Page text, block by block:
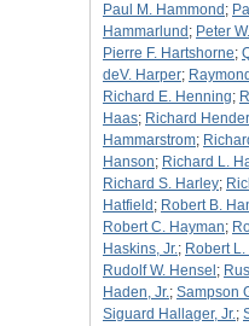
Paul M. Hammond ;
Hammarlund ; Peter
Pierre F. Hartshorne;
deV. Harper;
Richard E. Henning;
Haas; Richard
Hammarstrom;
Hanson; Richard L.
Richard S. Harley;
Hatfield ; Robert B.
Robert C. Hayman;
Haskins, Jr.; Robert
Rudolf W. Hensel ;
Haden, Jr.; Sampson
Siguard Hallager, Jr.;